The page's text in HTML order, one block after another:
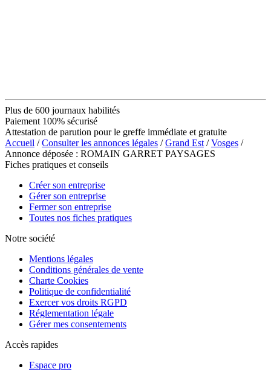
Plus de 600 journaux habilités
Paiement 100% sécurisé
Attestation de parution pour le greffe immédiate et gratuite
Accueil /Consulter les annonces légales /Grand Est /Vosges /
Annonce déposée : ROMAIN GARRET PAYSAGES
Fiches pratiques et conseils
Créer son entreprise
Gérer son entreprise
Fermer son entreprise
Toutes nos fiches pratiques
Notre société
Mentions légales
Conditions générales de vente
Charte Cookies
Politique de confidentialité
Exercer vos droits RGPD
Réglementation légale
Gérer mes consentements
Accès rapides
Espace pro